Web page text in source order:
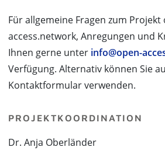
Für allgemeine Fragen zum Projekt
access.network, Anregungen und
Ihnen gerne unter info@open-
Verfügung. Alternativ können Sie
Kontaktformular verwenden.
PROJEKTKOORDINATION
Dr. Anja Oberländer